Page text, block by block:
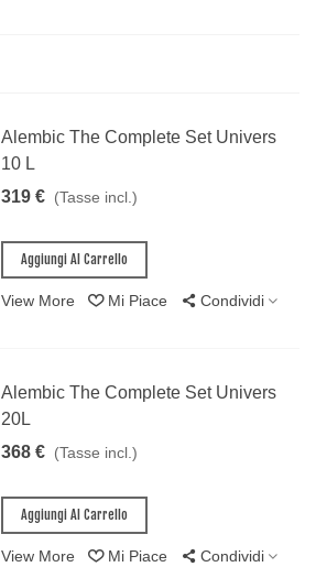
Alembic The Complete Set Univers
10 L
319 € (Tasse incl.)
Aggiungi Al Carrello
View More Mi Piace Condividi
Alembic The Complete Set Univers
20L
368 € (Tasse incl.)
Aggiungi Al Carrello
View More Mi Piace Condividi